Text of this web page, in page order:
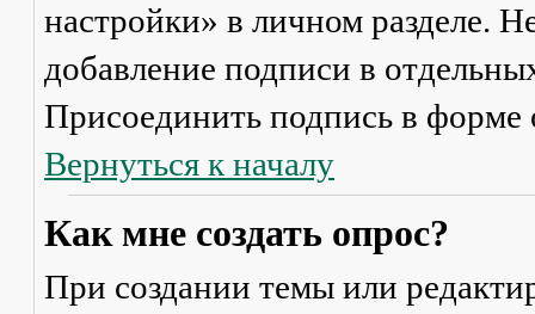
настройки» в личном разделе.
добавление подписи в
Присоединить подпись в форме
Вернуться к началу
Как мне создать опрос?
При создании темы или